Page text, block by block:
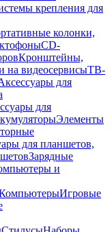
крепления для
колонки,
CD-
Кронштейны,
на видеосервисыТВ-
для
для
Элементы
для планшетов,
Зарядные
и
Игровые